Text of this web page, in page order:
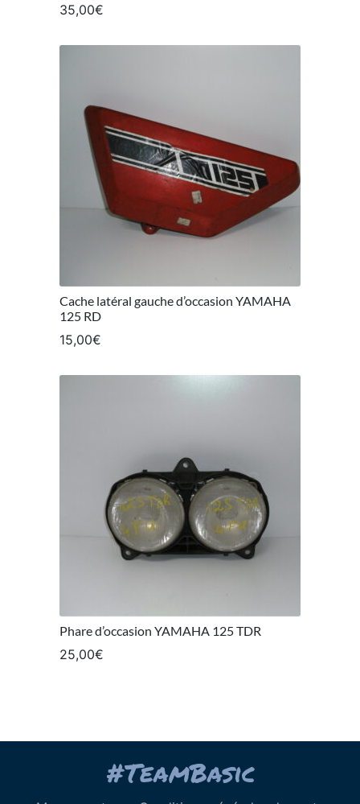
35,00€
Cache latéral gauche d’occasion YAMAHA
125 RD
15,00€
Phare d’occasion YAMAHA 125 TDR
25,00€